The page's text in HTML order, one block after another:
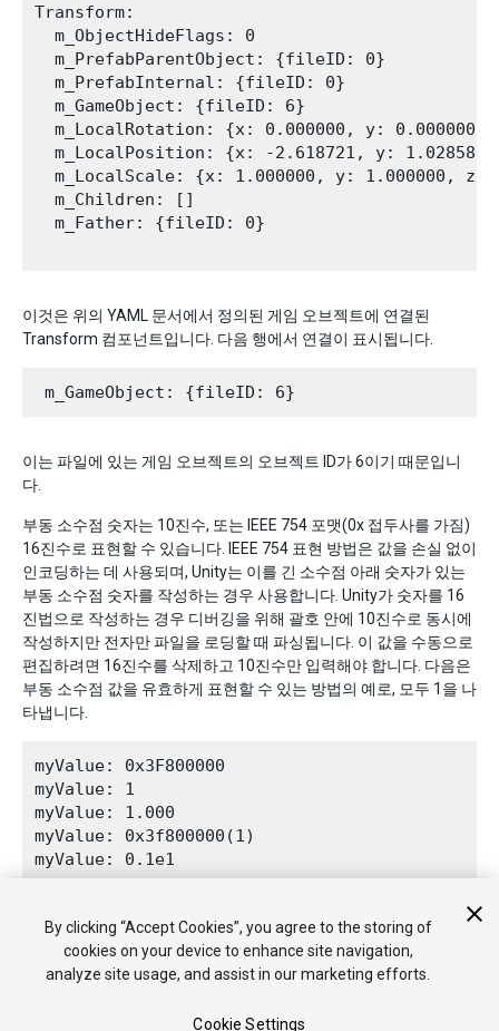
Transform:
  m_ObjectHideFlags: 0
  m_PrefabParentObject: {fileID: 0}
  m_PrefabInternal: {fileID: 0}
  m_GameObject: {fileID: 6}
m_LocalRotation: {x: 0.000000, y: 0.000000,
m_LocalPosition: {x: -2.618721, y:
m_LocalScale: {x: 1.000000, y: 1.000000, z:
  m_Children: []
  m_Father: {fileID: 0}
이것은 위의 YAML 문서에서 정의된 게임 오브젝트에 연결된
Transform 컴포넌트입니다. 다음 행에서 연결이 표시됩니다.
이는 파일에 있는 게임 오브젝트의 오브젝트 ID가 6이기 때문입니
다.
부동 소수점 숫자는 10진수, 또는 IEEE 754 포맷(0x 접두사를 가짐)
16진수로 표현할 수 있습니다. IEEE 754 표현 방법은 값을 손실 없이
인코딩하는 데 사용되며, Unity는 이를 긴 소수점 아래 숫자가 있는
부동 소수점 숫자를 작성하는 경우 사용합니다. Unity가 숫자를 16
진법으로 작성하는 경우 디버깅을 위해 괄호 안에 10진수로 동시에
작성하지만 전자만 파일을 로딩할 때 파싱됩니다. 이 값을 수동으로
편집하려면 16진수를 삭제하고 10진수만 입력해야 합니다. 다음은
부동 소수점 값을 유효하게 표현할 수 있는 방법의 예로, 모두 1을 나
타냅니다.
myValue: 0x3F800000
myValue: 1
myValue: 1.000
myValue: 0x3f800000(1)
myValue: 0.1e1
By clicking “Accept Cookies”, you agree to the storing of
cookies on your device to enhance site navigation,
analyze site usage, and assist in our marketing efforts.
Cookie Settings